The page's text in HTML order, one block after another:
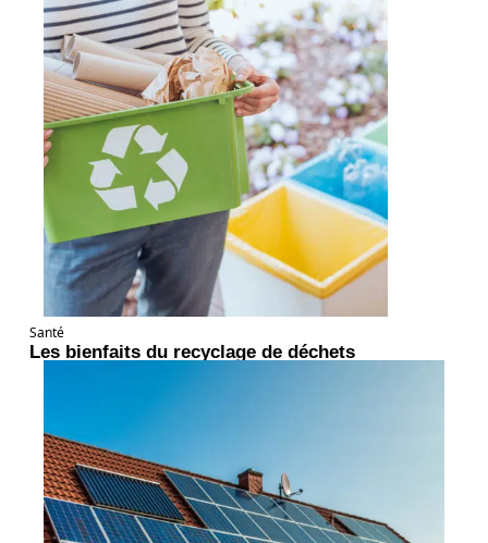
Santé
Les bienfaits du recyclage de déchets